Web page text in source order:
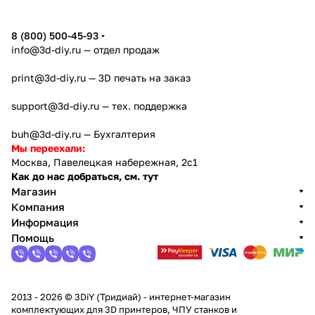
8 (800) 500-45-93
info@3d-diy.ru — отдел продаж
print@3d-diy.ru — 3D печать на заказ
support@3d-diy.ru — тех. поддержка
buh@3d-diy.ru — Бухгалтерия
Мы переехали:
Москва, Павелецкая набережная, 2с1
Как до нас добраться, см. тут
Магазин
Компания
Информация
Помощь
2013 - 2026 © 3DiY (Тридиай) - интернет-магазин
комплектующих для 3D принтеров, ЧПУ станков и